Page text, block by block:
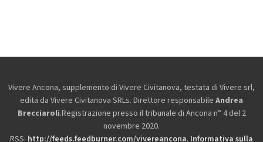
Vivere Ancona, supplemento di Vivere Civitanova, testata di Vivere srl,
edita da Vivere Civitanova SRLs. Direttore responsabile Andrea
Brecciaroli.Registrazione presso il tribunale di Ancona n° 4 del 2
novembre 2020.
RSS: http://feeds.feedburner.com/vivereancona. Informativa sulla